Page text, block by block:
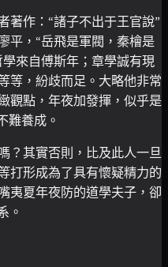
著作：“諸子不出于王官說”
平，“岳飛是軍閥，秦檜是
來自傅斯年；章學誠有現
等，紛歧而足。大略他非常
觀點，年夜加發揮，似乎是
難養成。
？其實否則，比及此人一旦
打形成為了具有懷疑精力的
夷夏年夜防的道學夫子，卻
。